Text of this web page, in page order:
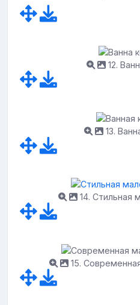
12.
13.
14. Стильная
15.